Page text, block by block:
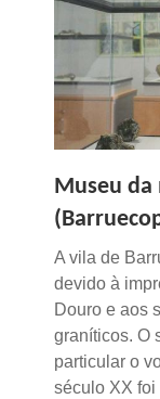
Museu da
A vila de
devido à
Douro e aos
graníticos. O
particular o
século XX foi